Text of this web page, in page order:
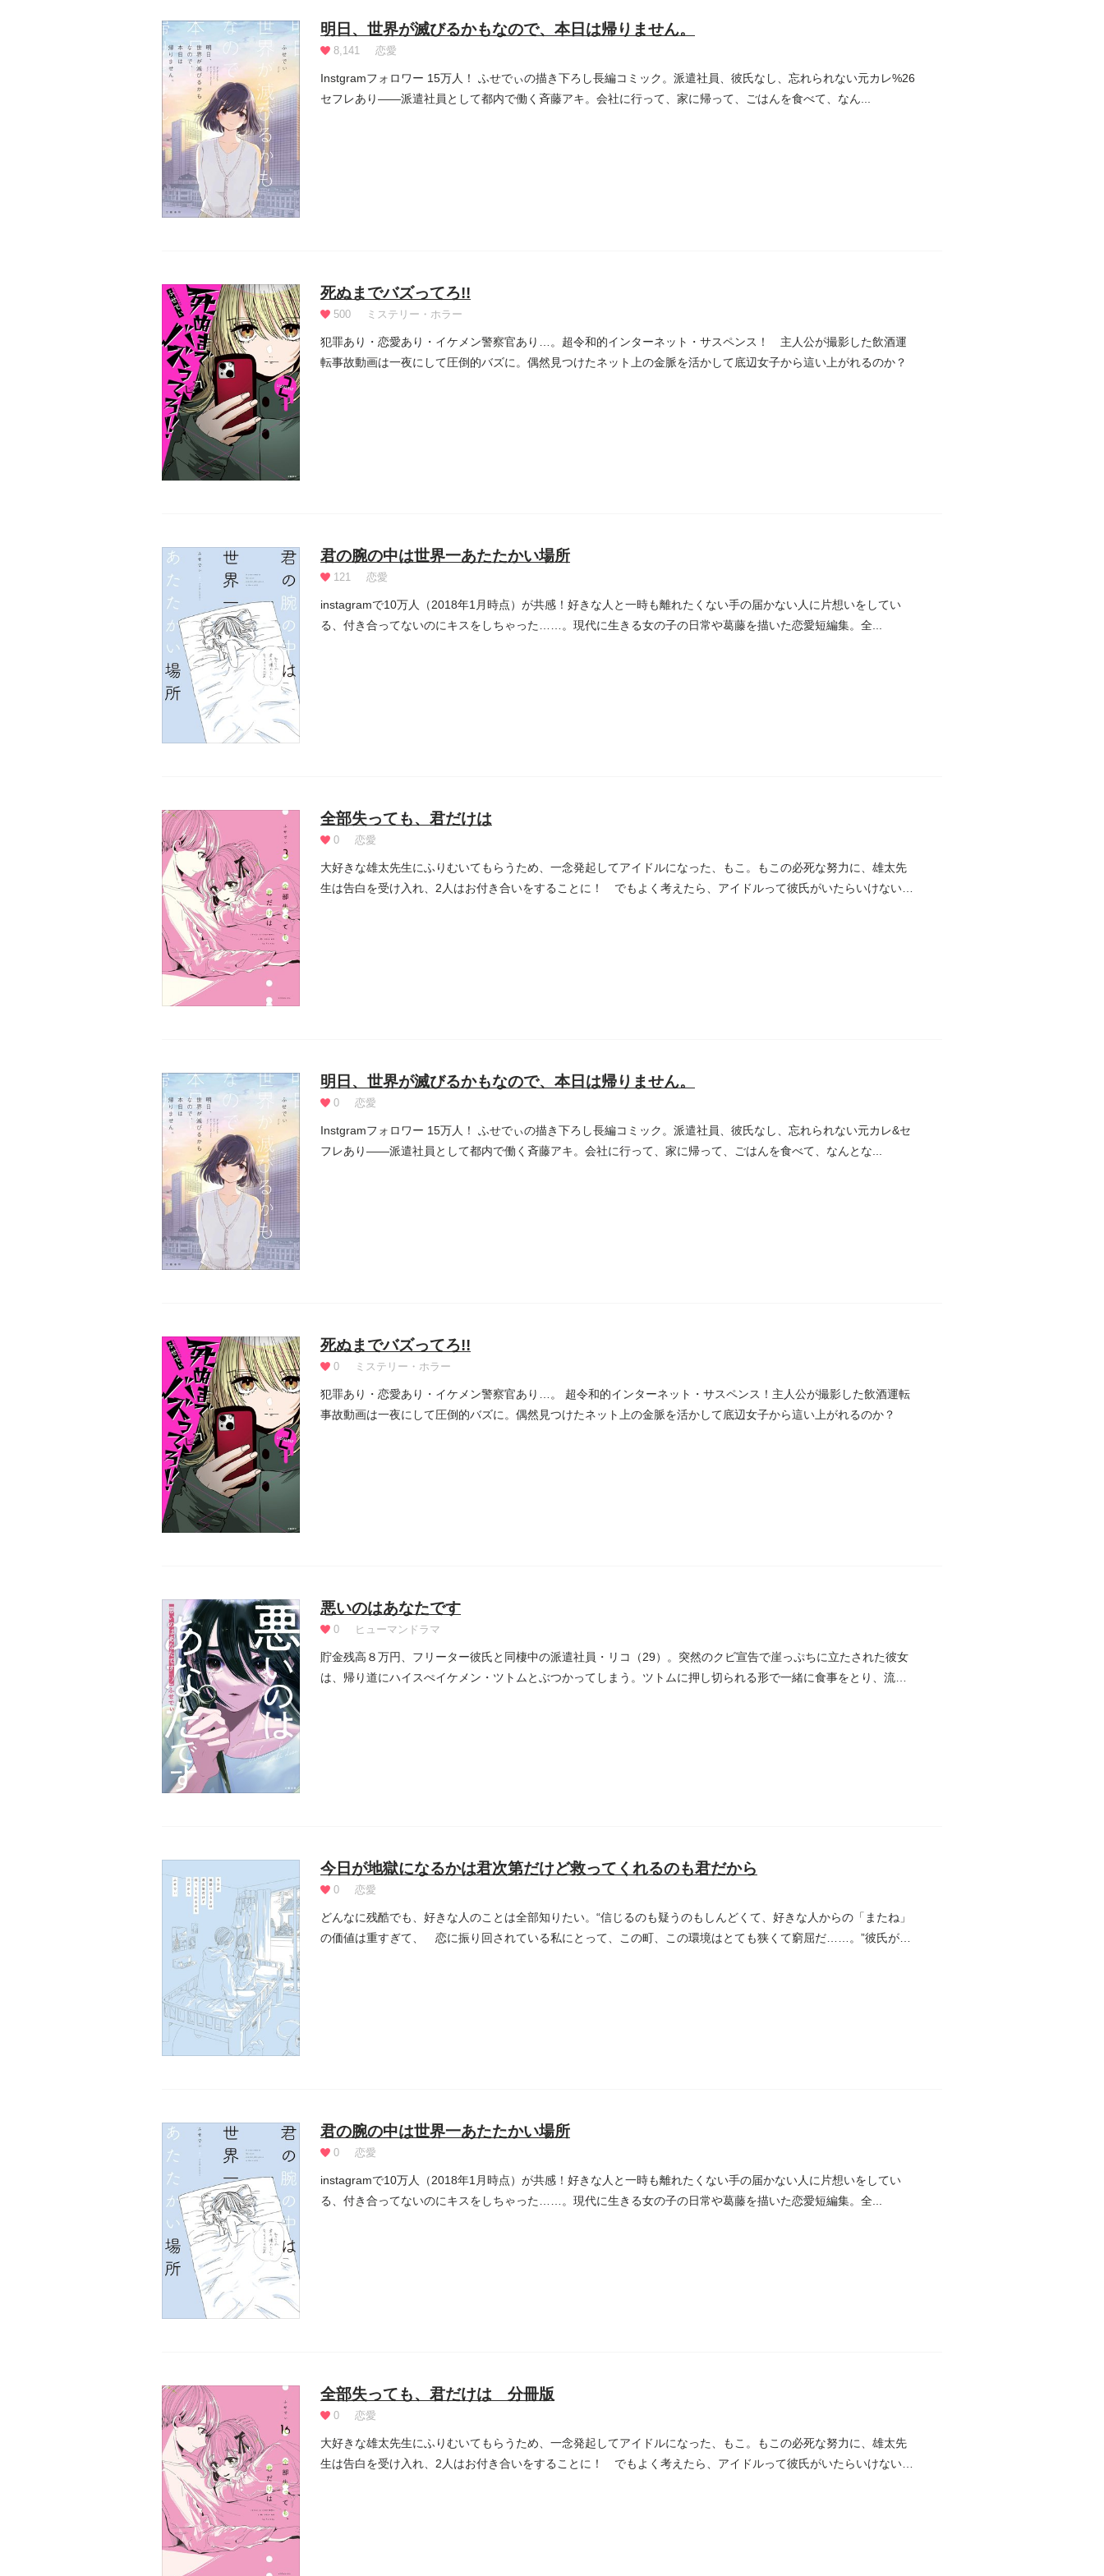
明日、世界が滅びるかもなので、本日は帰りません。
8,141 恋愛
Instgramフォロワー 15万人！ ふせでぃの描き下ろし長編コミック。派遣社員、彼氏なし、忘れられない元カレ%26
セフレあり――派遣社員として都内で働く斉藤アキ。会社に行って、家に帰って、ごはんを食べて、なん...
死ぬまでバズってろ!!
500 ミステリー・ホラー
犯罪あり・恋愛あり・イケメン警察官あり…。超令和的インターネット・サスペンス！ 主人公が撮影した飲酒運
転事故動画は一夜にして圧倒的バズに。偶然見つけたネット上の金脈を活かして底辺女子から這い上がれるのか？
君の腕の中は世界一あたたかい場所
121 恋愛
instagramで10万人（2018年1月時点）が共感！好きな人と一時も離れたくない手の届かない人に片想いをしてい
る、付き合ってないのにキスをしちゃった……。現代に生きる女の子の日常や葛藤を描いた恋愛短編集。全...
全部失っても、君だけは
0 恋愛
大好きな雄太先生にふりむいてもらうため、一念発起してアイドルになった、もこ。もこの必死な努力に、雄太先
生は告白を受け入れ、2人はお付き合いをすることに！ でもよく考えたら、アイドルって彼氏がいたらいけないん
明日、世界が滅びるかもなので、本日は帰りません。
0 恋愛
Instgramフォロワー 15万人！ ふせでぃの描き下ろし長編コミック。派遣社員、彼氏なし、忘れられない元カレ&セ
フレあり――派遣社員として都内で働く斉藤アキ。会社に行って、家に帰って、ごはんを食べて、なんとな...
死ぬまでバズってろ!!
0 ミステリー・ホラー
犯罪あり・恋愛あり・イケメン警察官あり…。 超令和的インターネット・サスペンス！主人公が撮影した飲酒運転
事故動画は一夜にして圧倒的バズに。偶然見つけたネット上の金脈を活かして底辺女子から這い上がれるのか？
悪いのはあなたです
0 ヒューマンドラマ
貯金残高８万円、フリーター彼氏と同棲中の派遣社員・リコ（29）。突然のクビ宣告で崖っぷちに立たされた彼女
は、帰り道にハイスぺイケメン・ツトムとぶつかってしまう。ツトムに押し切られる形で一緒に食事をとり、流さ
今日が地獄になるかは君次第だけど救ってくれるのも君だから
0 恋愛
どんなに残酷でも、好きな人のことは全部知りたい。“信じるのも疑うのもしんどくて、好きな人からの「またね」
の価値は重すぎて、 恋に振り回されている私にとって、この町、この環境はとても狭くて窮屈だ……。”彼氏が知
君の腕の中は世界一あたたかい場所
0 恋愛
instagramで10万人（2018年1月時点）が共感！好きな人と一時も離れたくない手の届かない人に片想いをしてい
る、付き合ってないのにキスをしちゃった……。現代に生きる女の子の日常や葛藤を描いた恋愛短編集。全...
全部失っても、君だけは 分冊版
0 恋愛
大好きな雄太先生にふりむいてもらうため、一念発起してアイドルになった、もこ。もこの必死な努力に、雄太先
生は告白を受け入れ、2人はお付き合いをすることに！ でもよく考えたら、アイドルって彼氏がいたらいけないん